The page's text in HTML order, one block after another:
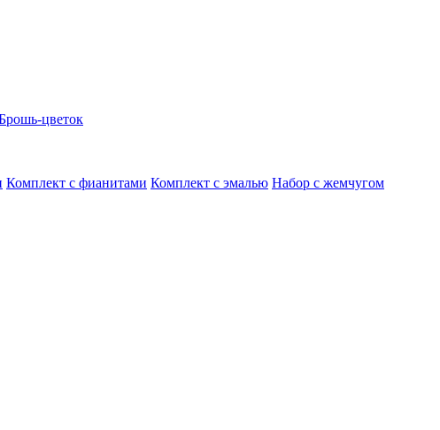
цветок
Комплект с фианитами Комплект с эмалью Набор с жемчугом